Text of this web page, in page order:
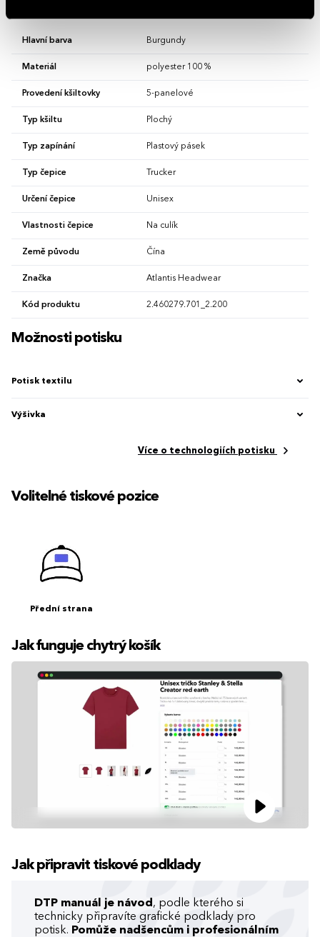
Hlavní barva Burgundy
Materiál polyester 100 %
Provedení kšiltovky 5-panelové
Typ kšiltu Plochý
Typ zapínání Plastový pásek
Typ čepice Trucker
Určení čepice Unisex
Vlastnosti čepice Na culík
Země původu Čína
Značka Atlantis Headwear
Kód produktu 2.460279.701_2.200
Možnosti potisku
Potisk textilu
Výšivka
Více o technologiích potisku
Volitelné tiskové pozice
Přední strana
Jak funguje chytrý košík
Jak připravit tiskové podklady
DTP manuál je návod , podle kterého si
technicky připravíte grafické podklady pro
potisk. Pomůže nadšencům i profesionálním